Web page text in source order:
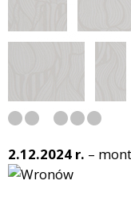
2.12.2024 r. –